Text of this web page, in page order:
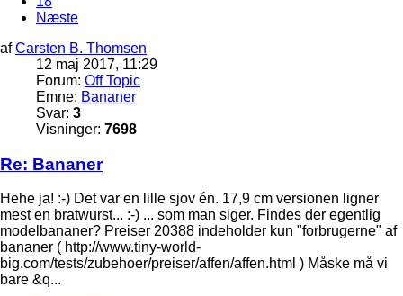
Næste
afCarsten B. Thomsen
12 maj 2017, 11:29
Forum: Off Topic
Emne: Bananer
Svar: 3
Visninger: 7698
Re: Bananer
Hehe ja! :-) Det var en lille sjov én. 17,9 cm versionen ligner
mest en bratwurst... :-) ... som man siger. Findes der egentlig
modelbananer? Preiser 20388 indeholder kun "forbrugerne" af
bananer ( http://www.tiny-world-
big.com/tests/zubehoer/preiser/affen/affen.html ) Måske må vi
bare &q...